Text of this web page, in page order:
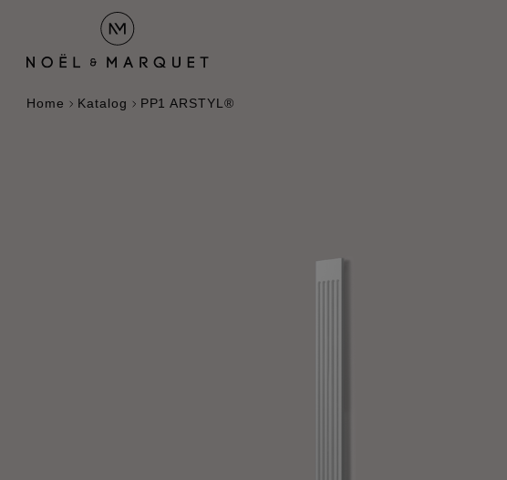
Home Katalog PP1 ARSTYL®